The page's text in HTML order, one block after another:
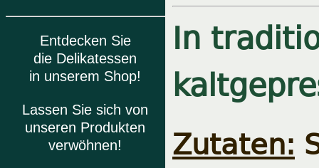
Entdecken Sie
die Delikatessen
in unserem Shop!
Lassen Sie sich von
unseren Produkten
verwöhnen!
In
Zutaten: